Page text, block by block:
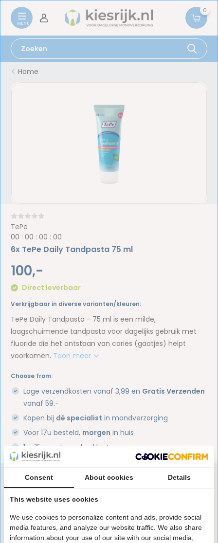
0
Home
TePe
00 :00 :00 :00
6x TePe Daily Tandpasta 75 ml
100,-
Direct leverbaar
Verkrijgbaar in diverse varianten/kleuren:
TePe Daily Tandpasta - 75 ml is een milde,
laagschuimende tandpasta voor dagelijks gebruik met
fluoride die het ontstaan van cariës (gaatjes) helpt
voorkomen. Toon meer
Choose from:
Lage verzendkosten vanaf 3,99 en Gratis Verzenden
vanaf 59.-
Kopen bij dé specialist in mondverzorging
Voor 17u besteld, morgen in huis
1 miljoen+
tevreden klanten
Heb je een vraag over dit product?
Onze specialisten helpen je graag! Spreek ons aan
in de chat of stuur een e-mail.
Stuur e-mail
Consent About cookies Details
This website uses cookies
We use cookies to personalize content and ads, provide social
media features, and analyze our website traffic. We also share
information about your use of our site with our social media,